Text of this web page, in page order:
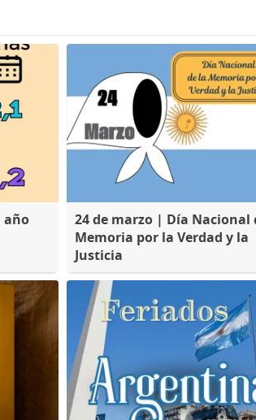
año
24 de marzo | Día Nacional
Memoria por la Verdad y la
Justicia